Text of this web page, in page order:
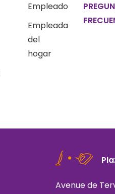
Empleado
Empleada
del
hogar
Avenue de